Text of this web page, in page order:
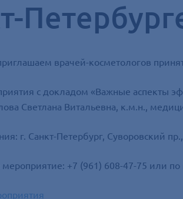
врачей-косметологов
с докладом «Важные аспекты
Светлана Витальевна, к.м.н.,
г. Санкт-Петербург, Суворовский
мероприятие: +7 (961) 608-47-75 или по